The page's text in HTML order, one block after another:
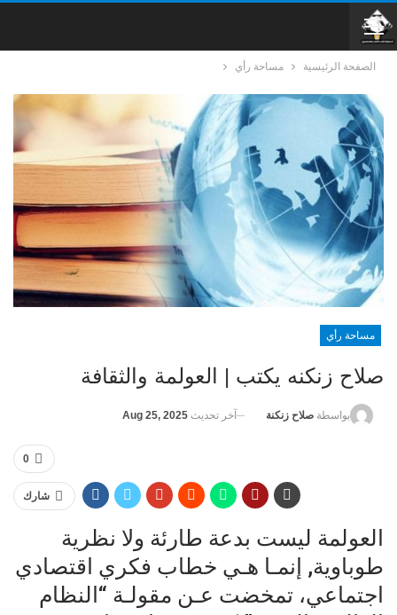
الصفحة الرئيسية مساحة رأي
مساحة رأي
صلاح زنكنه يكتب | العولمة والثقافة
بواسطة صلاح زنكنة آخر تحديث Aug 25, 2025
0
شارك
العولمة ليست بدعة طارئة ولا نظرية
طوباوية, إنمـا هـي خطاب فكري اقتصادي
اجتماعي، تمخضت عـن مقولـة “النظام